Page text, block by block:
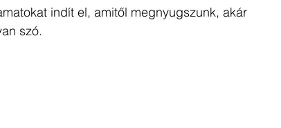
indít el, amitől megnyugszunk, akár
szó.